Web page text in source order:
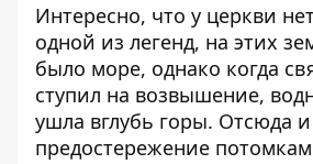
Интересно, что у церкви
одной из легенд, на этих
было море, однако когда
ступил на возвышение,
ушла вглубь горы. Отсюда и
предостережение